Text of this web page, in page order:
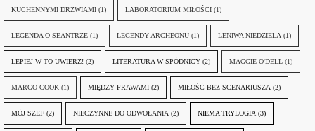
KUCHENNYMI DRZWIAMI (1) LABORATORIUM MIŁOŚCI (1)
LEGENDA O SEANTRZE (1) LEGENDY ARCHEONU (1) LENIWA NIEDZIELA (1)
LEPIEJ W TO UWIERZ! (2) LITERATURA W SPÓDNICY (2) MAGGIE O'DELL (1)
MARGO COOK (1) MIĘDZY PRAWAMI (2) MIŁOŚĆ BEZ SCENARIUSZA (2)
MÓJ SZEF (2) NIECZYNNE DO ODWOŁANIA (2) NIEMA TRYLOGIA (3)